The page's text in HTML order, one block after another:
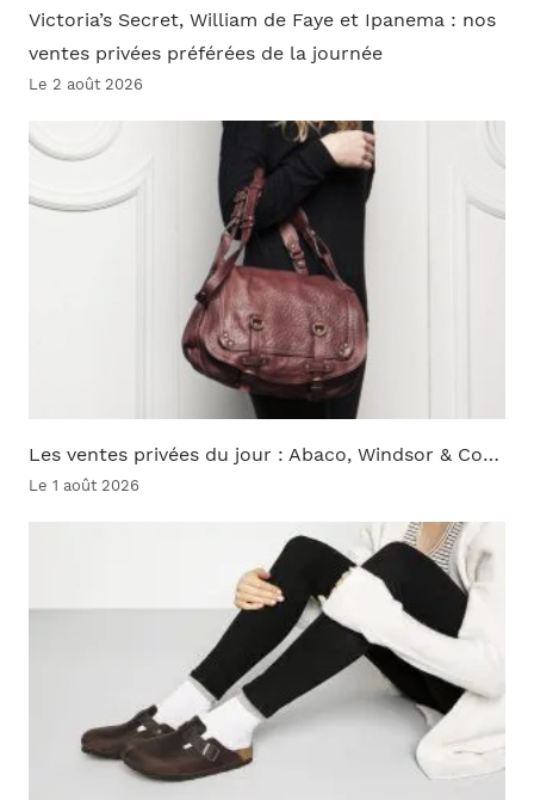
Victoria’s Secret, William de Faye et Ipanema : nos
ventes privées préférées de la journée
Le 2 août 2026
Les ventes privées du jour : Abaco, Windsor & Co…
Le 1 août 2026